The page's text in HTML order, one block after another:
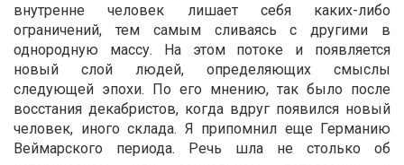
внутренне человек лишает себя каких-либо
ограничений, тем самым сливаясь с другими в
однородную массу. На этом потоке и появляется
новый слой людей, определяющих смыслы
следующей эпохи. По его мнению, так было после
восстания декабристов, когда вдруг появился новый
человек, иного склада. Я припомнил еще Германию
Веймарского периода. Речь шла не столько об